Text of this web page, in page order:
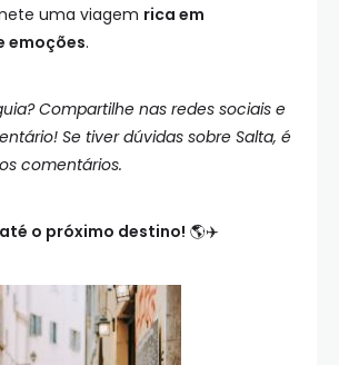
uma viagem rica em
emoções.
Compartilhe nas redes sociais e
Se tiver dúvidas sobre Salta, é
comentários.
o próximo destino! 🌎✈️